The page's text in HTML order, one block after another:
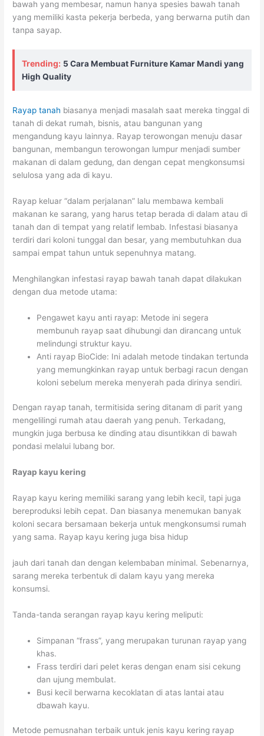
bawah yang membesar, namun hanya spesies bawah tanah
yang memiliki kasta pekerja berbeda, yang berwarna putih dan
tanpa sayap.
Trending: 5 Cara Membuat Furniture Kamar Mandi yang
High Quality
Rayap tanah biasanya menjadi masalah saat mereka tinggal di
tanah di dekat rumah, bisnis, atau bangunan yang
mengandung kayu lainnya. Rayap terowongan menuju dasar
bangunan, membangun terowongan lumpur menjadi sumber
makanan di dalam gedung, dan dengan cepat mengkonsumsi
selulosa yang ada di kayu.
Rayap keluar “dalam perjalanan” lalu membawa kembali
makanan ke sarang, yang harus tetap berada di dalam atau di
tanah dan di tempat yang relatif lembab. Infestasi biasanya
terdiri dari koloni tunggal dan besar, yang membutuhkan dua
sampai empat tahun untuk sepenuhnya matang.
Menghilangkan infestasi rayap bawah tanah dapat dilakukan
dengan dua metode utama:
Pengawet kayu anti rayap: Metode ini segera
membunuh rayap saat dihubungi dan dirancang untuk
melindungi struktur kayu.
Anti rayap BioCide: Ini adalah metode tindakan tertunda
yang memungkinkan rayap untuk berbagi racun dengan
koloni sebelum mereka menyerah pada dirinya sendiri.
Dengan rayap tanah, termitisida sering ditanam di parit yang
mengelilingi rumah atau daerah yang penuh. Terkadang,
mungkin juga berbusa ke dinding atau disuntikkan di bawah
pondasi melalui lubang bor.
Rayap kayu kering
Rayap kayu kering memiliki sarang yang lebih kecil, tapi juga
bereproduksi lebih cepat. Dan biasanya menemukan banyak
koloni secara bersamaan bekerja untuk mengkonsumsi rumah
yang sama. Rayap kayu kering juga bisa hidup
jauh dari tanah dan dengan kelembaban minimal. Sebenarnya,
sarang mereka terbentuk di dalam kayu yang mereka
konsumsi.
Tanda-tanda serangan rayap kayu kering meliputi:
Simpanan “frass”, yang merupakan turunan rayap yang
khas.
Frass terdiri dari pelet keras dengan enam sisi cekung
dan ujung membulat.
Busi kecil berwarna kecoklatan di atas lantai atau
dbawah kayu.
Metode pemusnahan terbaik untuk jenis kayu kering rayap